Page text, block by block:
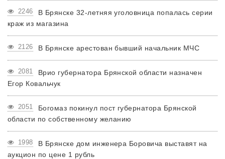
2246
В Брянске 32-летняя уголовница попалась серии
краж из магазина
2126 В Брянске арестован бывший начальник МЧС
2081
Врио губернатора Брянской области назначен
Егор Ковальчук
2051
Богомаз покинул пост губернатора Брянской
области по собственному желанию
1998
В Брянске дом инженера Боровича выставят на
аукцион по цене 1 рубль